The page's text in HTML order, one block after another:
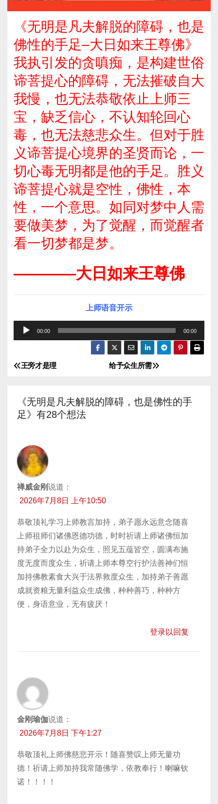
《无明是凡夫解脱的障碍，也是
佛性的手足–大日如来王尊佛》
我执引发的贪嗔痴，是构建世俗
谛菩提心的障碍，无法摧破自大
我慢，也无法恭敬依止上师三
宝，缺乏信心，不认知轮回心
毒，也无法慈悲众生。但对于胜
义谛菩提心境界的圣贤而论，一
切心毒无明都是他的手足。胜义
谛菩提心就是空性，佛性，本
性，一个意思。如同对梦中人需
要做美梦，为了觉醒，而觉醒者
看一切梦都是梦。
————大日如来王尊佛
上师语音开示
频
放
00:00 00:00
文
导
给予众生所需
王旁才是理
《无明是凡夫解脱的障碍，也是佛性的手
足》有28个想法
禅威金刚说道：
2026年7月8日 上午10:50
恭敬顶礼学习上师教言加持，弟子愿永远意念随喜
上师祖师们诸佛恩德功德，时时祈请上师诸佛恒加
持弟子全力以赴为众生，照见五蕴皆空，圆满布施
度无度而度众生，祈请上师本尊空行护法善神们恒
加持佛教素食大兴于法界救度众生，加持弟子善愿
成就资粮无量利益众生成佛，种种善巧，种种方
便，身语意业，无有疲厌！
登录以回复
金刚瑜伽说道：
2026年7月8日 下午1:27
恭敬顶礼上师佛慈悲开示！随喜赞叹上师无量功
德！祈请上师加持我常随佛学，依教奉行！喇嘛钦
诺！！！！